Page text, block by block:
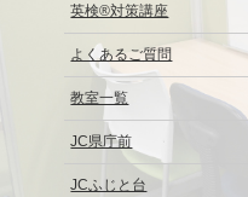
英検®対策講座
よくあるご質問
教室一覧
JC県庁前
JCふじと台